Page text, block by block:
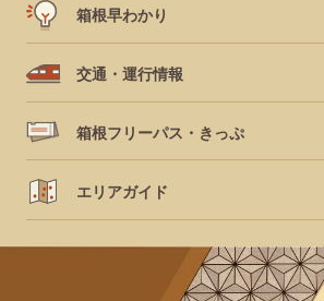
箱根早わかり
交通・運行情報
箱根フリーパス・きっぷ
エリアガイド